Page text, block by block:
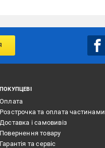
ПОКУПЦЕВІ
Оплата
Розстрочка та оплата частинами
Доставка і самовивіз
Повернення товару
Гарантія та сервіс